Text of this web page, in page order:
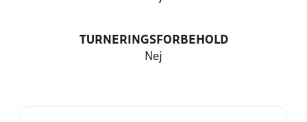
TURNERINGSFORBEHOLD
Nej